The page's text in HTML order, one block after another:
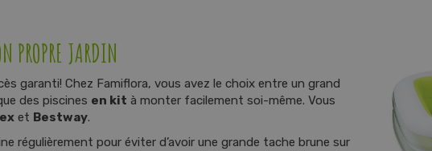
PROPRE JARDIN
garanti! Chez Famiflora, vous avez le choix entre un grand
des piscines en kit à monter facilement soi-même. Vous
et Bestway.
régulièrement pour éviter d’avoir une grande tache brune sur